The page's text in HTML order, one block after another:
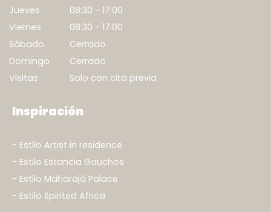
Jueves
08:30 - 17:00
Viernes
08:30 - 17:00
Sábado
Cerrado
Domingo
Cerrado
Visitas
Solo con cita previa
Inspiración
Estilo Artist in residence
Estilo Estancia Gauchos
Estilo Maharajá Palace
Estilo Spirited Africa